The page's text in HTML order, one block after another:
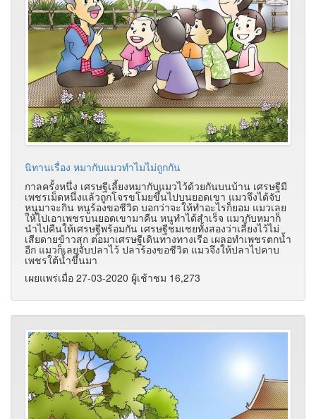
นิทานเรื่อง หมากับแมวทำไมไม่ถูกกัน
กาลครั้งหนึ่ง เศรษฐีเลี้ยงหมากับแมวไว้ด้วยกันบนบ้าน เศรษฐีมี
เพชรเม็ดหนึ่งแล้วถูกโจรขโมยขึ้นไปบนยอดเขา แมวจึงได้จับ
หนูมาจะกิน หนูร้องขอชีวิต บอกว่าจะให้ทำอะไรก็ยอม แมวเลย
ให้ไปเอาเพชรบนยอดเขามาคืน หนูทำได้สำเร็จ แมวกับหมาก็
นำไปคืนให้เศรษฐีพร้อมกัน เศรษฐีชมเชยทั้งสองว่าเลี้ยงไว้ไม่
เสียดายข้าวสุก ต่อมาเศรษฐีเดินทางทางเรือ เผลอทำเพชรตกน้ำ
อีก แมวก็เลยจับปลาไว้ ปลาร้องขอชีวิต แมวจึงให้ปลาไปคาบ
เพชรใต้น้ำขึ้นมา
เผยแพร่เมื่อ 27-03-2020 ผู้เช้าชม 16,273